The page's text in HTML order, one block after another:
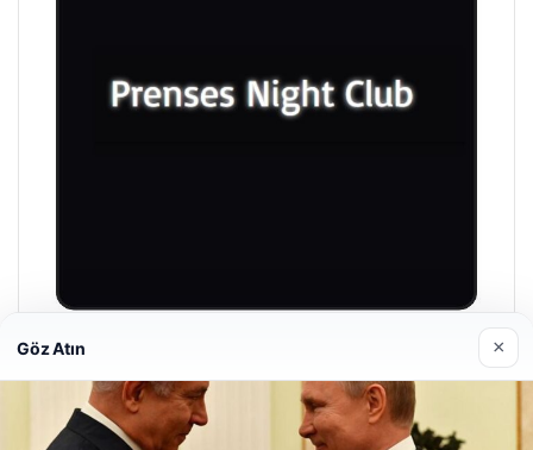
Prenses Night Club
29/04/2026
Göz Atın ×